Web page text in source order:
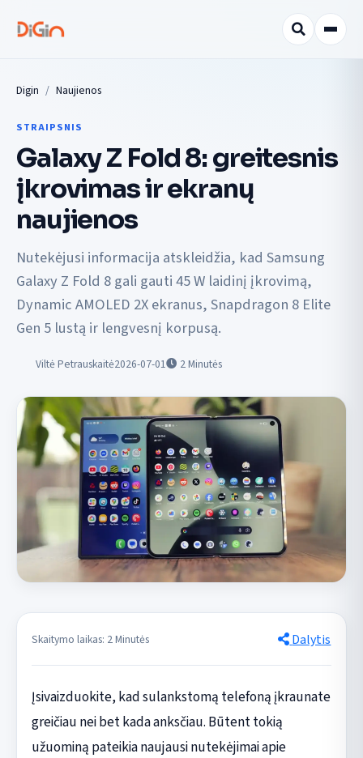
Digin Naujienos
STRAIPSNIS
Galaxy Z Fold 8: greitesnis
įkrovimas ir ekranų
naujienos
Nutekėjusi informacija atskleidžia, kad Samsung
Galaxy Z Fold 8 gali gauti 45 W laidinį įkrovimą,
Dynamic AMOLED 2X ekranus, Snapdragon 8 Elite
Gen 5 lustą ir lengvesnį korpusą.
Viltė Petrauskaitė2026-07-01 2Minutės
Skaitymo laikas: 2 Minutės Dalytis
Įsivaizduokite, kad sulankstomą telefoną įkraunate
greičiau nei bet kada anksčiau. Būtent tokią
užuominą pateikia naujausi nutekėjimai apie